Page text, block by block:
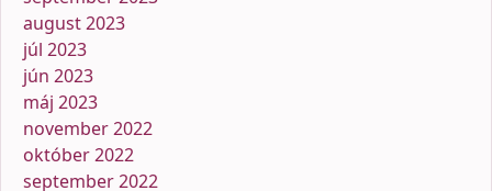
august 2023
júl 2023
jún 2023
máj 2023
november 2022
október 2022
september 2022